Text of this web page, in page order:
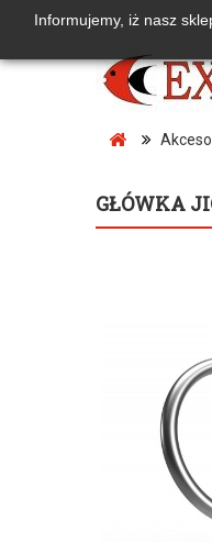
GŁÓWKA
Informujemy, iż nasz